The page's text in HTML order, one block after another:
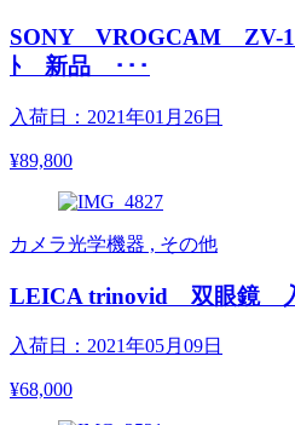
SONY VROGCAM ZV-
ﾄ 新品 ･･･
入荷日：2021年01月26日
¥89,800
カメラ光学機器 , その他
LEICA trinovid 双眼鏡 入
入荷日：2021年05月09日
¥68,000